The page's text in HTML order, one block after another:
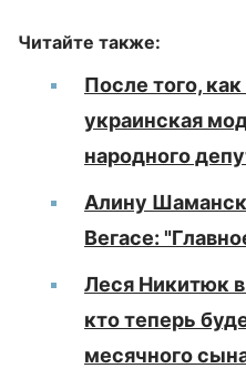
Читайте также:
После того,
украинская
народного
Алину
Вегасе:
Леся Никитюк
кто теперь
месячного